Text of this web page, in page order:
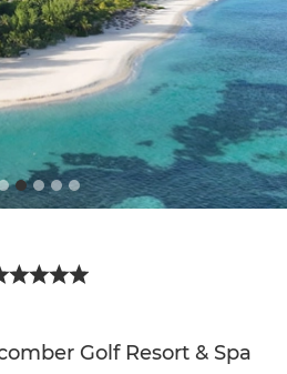
Golf Resort & Spa